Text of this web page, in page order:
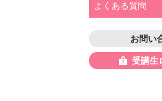
よくある質問
お問い
受講生